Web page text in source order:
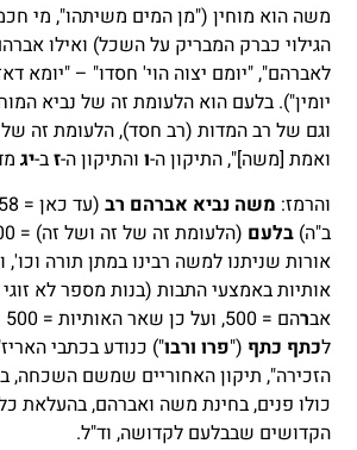
משה הוא מוחין ("מן המים משיתהו", מי
הגילוי כברק המבריק על השכל) ואילו
לאברהם", "יומם יצוה הוי' חסדו" – "יומא
יומין"). בלעם הוא הלעומת זה של נביא
וגם של רב המדות (רב חסד), הלעומת זה
ואמת [משה]", התיקון ה-ו והתיקון ה-זב-יג
והרמז: משה נביא אברהם רב (עד כאן = 858 =
ב"ה)בלעם (הלעומת זה של זה ושל זה) = 1000, סוד
אורות שניתנו למשה רבינו במתן תורה
אותיות באמצעי התבות (בנות מספר לא
אבר
לכתף כתף ("פרו ורבו") כנודע בכתבי
הזכירה", תיקון האחוריים שמשם השכחה,
כולו פנים, בחינת משה ואברהם, בהעלאת
הקדושים שבבלעם לקדושה, וד"ל.